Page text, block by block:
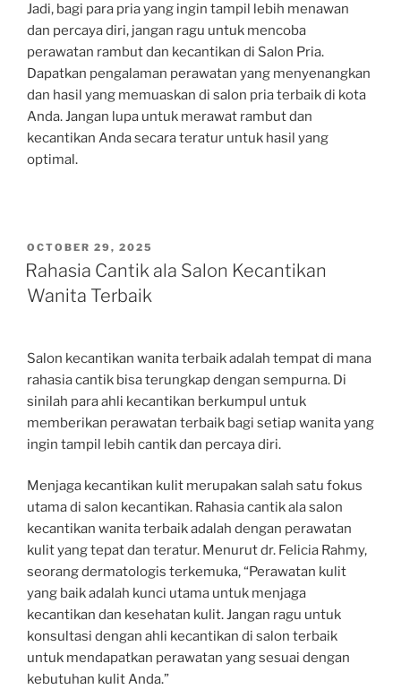
Jadi, bagi para pria yang ingin tampil lebih menawan
dan percaya diri, jangan ragu untuk mencoba
perawatan rambut dan kecantikan di Salon Pria.
Dapatkan pengalaman perawatan yang menyenangkan
dan hasil yang memuaskan di salon pria terbaik di kota
Anda. Jangan lupa untuk merawat rambut dan
kecantikan Anda secara teratur untuk hasil yang
optimal.
POSTED
ON
OCTOBER 29, 2025
Rahasia Cantik ala Salon Kecantikan
Wanita Terbaik
Salon kecantikan wanita terbaik adalah tempat di mana
rahasia cantik bisa terungkap dengan sempurna. Di
sinilah para ahli kecantikan berkumpul untuk
memberikan perawatan terbaik bagi setiap wanita yang
ingin tampil lebih cantik dan percaya diri.
Menjaga kecantikan kulit merupakan salah satu fokus
utama di salon kecantikan. Rahasia cantik ala salon
kecantikan wanita terbaik adalah dengan perawatan
kulit yang tepat dan teratur. Menurut dr. Felicia Rahmy,
seorang dermatologis terkemuka, “Perawatan kulit
yang baik adalah kunci utama untuk menjaga
kecantikan dan kesehatan kulit. Jangan ragu untuk
konsultasi dengan ahli kecantikan di salon terbaik
untuk mendapatkan perawatan yang sesuai dengan
kebutuhan kulit Anda.”